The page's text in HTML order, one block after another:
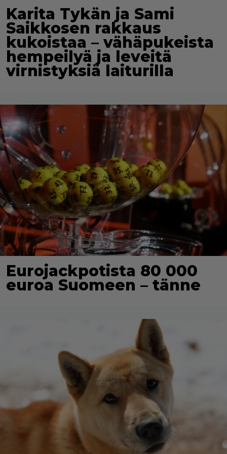
Karita Tykän ja Sami
Saikkosen rakkaus
kukoistaa – vähäpukeista
hempeilyä ja leveitä
virnistyksiä laiturilla
Eurojackpotista 80 000
euroa Suomeen – tänne